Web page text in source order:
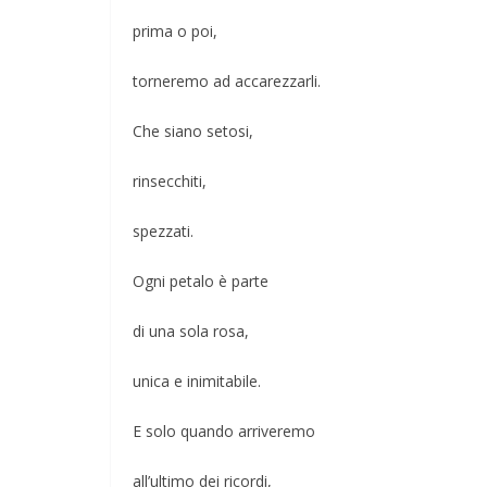
prima o poi,
torneremo ad accarezzarli.
Che siano setosi,
rinsecchiti,
spezzati.
Ogni petalo è parte
di una sola rosa,
unica e inimitabile.
E solo quando arriveremo
all’ultimo dei ricordi,